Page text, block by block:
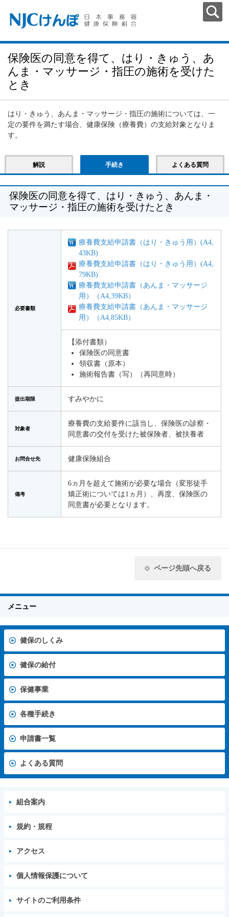
保険医の同意を得て、はり・きゅう、あ
んま・マッサージ・指圧の施術を受けた
とき
はり・きゅう、あんま・マッサージ・指圧の施術については、一
定の要件を満たす場合、健康保険（療養費）の支給対象となりま
す。
解説 手続き よくある質問
保険医の同意を得て、はり・きゅう、あんま・
マッサージ・指圧の施術を受けたとき
必要書類
療養費支給申請書（はり・きゅう用）(A4,
43KB)
療養費支給申請書（はり・きゅう用）(A4,
79KB)
療養費支給申請書（あんま・マッサージ
用）（A4,39KB）
療養費支給申請書（あんま・マッサージ
用）（A4,85KB）
【添付書類）
保険医の同意書
領収書（原本）
施術報告書（写）（再同意時）
提出期限 すみやかに
対象者
療養費の支給要件に該当し、保険医の診察・
同意書の交付を受けた被保険者、被扶養者
お問合せ先 健康保険組合
備考
6ヵ月を超えて施術が必要な場合（変形徒手
矯正術については1ヵ月）、再度、保険医の
同意書が必要となります。
ページ先頭へ戻る
メニュー
健保のしくみ
健保の給付
保健事業
各種手続き
申請書一覧
よくある質問
組合案内
規約・規程
アクセス
個人情報保護について
サイトのご利用条件